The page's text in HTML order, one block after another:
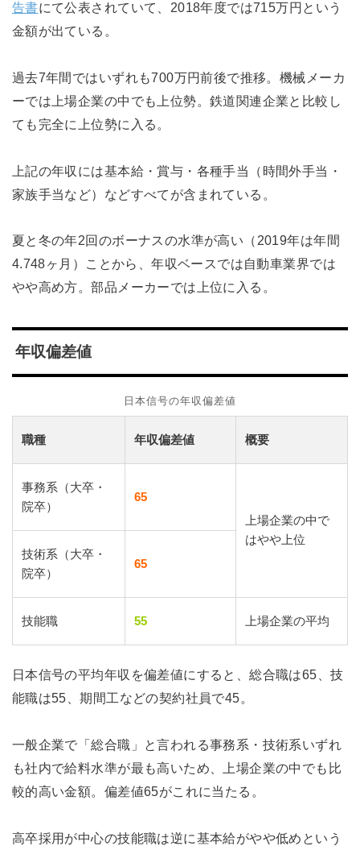
告書にて公表されていて、2018年度では715万円という
金額が出ている。
過去7年間ではいずれも700万円前後で推移。機械メーカ
ーでは上場企業の中でも上位勢。鉄道関連企業と比較し
ても完全に上位勢に入る。
上記の年収には基本給・賞与・各種手当（時間外手当・
家族手当など）などすべてが含まれている。
夏と冬の年2回のボーナスの水準が高い（2019年は年間
4.748ヶ月）ことから、年収ベースでは自動車業界では
やや高め方。部品メーカーでは上位に入る。
年収偏差値
日本信号の年収偏差値
職種 年収偏差値 概要
事務系（大卒・
院卒）
65
上場企業の中で
はやや上位
技術系（大卒・
院卒）
65
技能職 55 上場企業の平均
日本信号の平均年収を偏差値にすると、総合職は65、技
能職は55、期間工などの契約社員で45。
一般企業で「総合職」と言われる事務系・技術系いずれ
も社内で給料水準が最も高いため、上場企業の中でも比
較的高い金額。偏差値65がこれに当たる。
高卒採用が中心の技能職は逆に基本給がやや低めという